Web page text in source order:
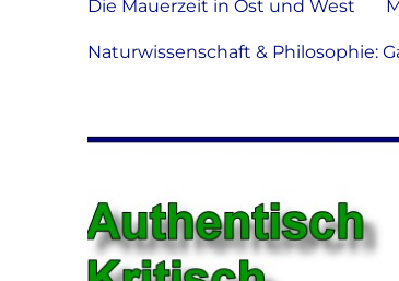
Die Mauerzeit in Ost und West
Naturwissenschaft & Philosophie: